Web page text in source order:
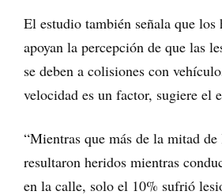
El estudio también señala que los
apoyan la percepción de que las
se deben a colisiones con
velocidad es un factor, sugiere el
“Mientras que más de la mitad
resultaron heridos mientras
en la calle, solo el 10% sufrió